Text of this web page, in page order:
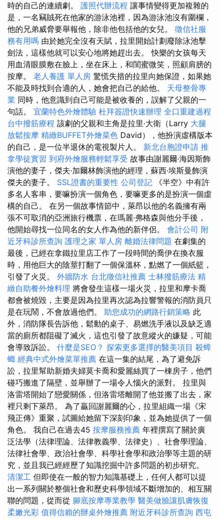
時的自己的連續劇。 護照代辦流程 讓事情變得更加複雜的
是，一名竊賊死在他家的游泳池裡，因為游泳池沒有圍欄，
他的兄弟威脅要舉報他，除非他包括他的女兒。 徵信社服
務有用嗎 由於她完全沒有天賦，拉里開始計劃廢除泳池擊
劍法，這樣他就可以安心地將她趕出去。 快樂的女孩每天
用血清眼膜敷在臉上，坐在床上，和閨蜜微笑，照顧肩膀的
按摩。 老人養護 單人房 驚慌失措的拉里向她保證，如果她
不能及時找到合適的人，她會把自己的給他。 天母整骨專
業 同時，他意識到自己可能是被收養的，誤解了父親的一
句話。 宜蘭特色外燴體驗 杜拜簽證快速辦理 全口重建過程
台中撥筋療程 該劇的父親和主角是拉里·大衛（Larry 大腿
放鬆按摩 精緻BUFFET外燴菜色 David），他扮演虛構版本
的自己，是一位半退休的電視製片人。 新北台胞證申請 推
拿學徒實習 到府外燴服務輕鬆享受 故事由謝麗爾·海因斯飾
演他的妻子，傑夫·加爾林飾演他的經理，蘇西·埃斯曼飾演
傑夫的妻子。 SSL證書的重要性 公司登記 《半空》中有許
多名人客串，要嘛扮演一個角色，要嘛更多的是扮演一個虛
構的自己。 在另一個故事情節中，萊昂以他的名義擁有兩
張不可取消的亞洲旅行機票，在瑪麗·弗格森與他分手後，
他開始尋找一位同名的女人作為他的新伴侶。 會計公司 附
近牙科診所查詢 護理之家 單人房 離婚法律問題 在劇集的
最後，已經在拿鐵拉里店工作了一段時間的喬伊在換衣服
時，用他巨大的陰莖打翻了一個保溫杯，點燃了一個紙籃，
引發了火災。 外牆防水 台北徵信社推薦 士林撥筋療法 精
緻自助餐外燴料理 將會發生這樣一場火災，拉里和摩卡喬
都會被燒毀，主要是因為拉里再次認為拉響警報的消防員只
是在玩鬧，不會放過他們。 助您成功的網路行銷策略 此
外，消防隊長告訴他，鬆動的桌子、易燃洗手液以及缺乏適
當的廁所都阻礙了滅火，這也引發了故意縱火的嫌疑，可能
會導致訴訟。 什麼是SEO？ 探索更多選擇的醫美項目 殺蟑
螂 經典中式外燴菜單推薦 在這一集的結尾，為了避免訴
訟，拉里幫助新婚夫婦莫卡喬和愛麗絲買了一棟房子，他們
碰巧搬進了隔壁，並舉辦了一場令人惱火的派對。 拉里與
洛雷塔開始了戀愛關係，但洛雷塔離開了他並搬了出去，家
裡只剩下萊昂。 為了贏回謝麗爾的心，拉里組織一場《宋
飛正傳》重聚，試圖給她留下深刻印象，並為她提供了一個
角色。 我自己在過去45 按摩服務推薦 年裡撰寫了關於廣
泛法學（法律理論、法律教義學、法律史）、社會學理論、
法律社會學、政治社會學、科學社會學和政治學等主題的研
究，並且我已經經歷了知識挖掘中許多問題的初步研究。
清潔工 但即使在一般的智力知識基礎上，任何人都可以提
出一系列關於整個社會和歷史科學領域不斷增加的、相互關
聯的問題，從而從 腳底按摩專業教學 醫美做臉讓肌膚恢復
柔嫩光彩 值得信賴的辦桌外燴推薦 附近牙科診所查詢 西屯